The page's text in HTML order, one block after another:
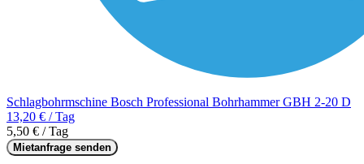
Schlagbohrmschine Bosch Professional Bohrhammer GBH 2-20 D
13,20 € / Tag
5,50 € / Tag
Mietanfrage senden